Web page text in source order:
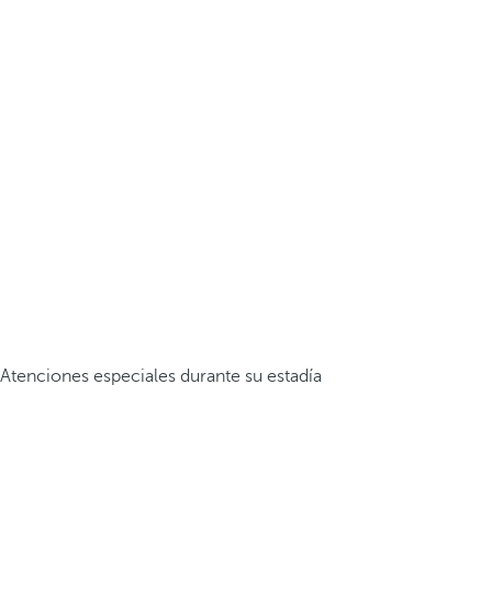
Atenciones especiales durante su estadía